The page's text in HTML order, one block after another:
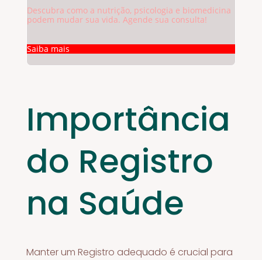
Descubra como a nutrição, psicologia e biomedicina
podem mudar sua vida. Agende sua consulta!
Saiba mais
Importância
do Registro
na Saúde
Manter um Registro adequado é crucial para